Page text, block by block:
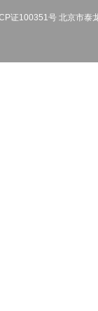
证100351号 北京市泰